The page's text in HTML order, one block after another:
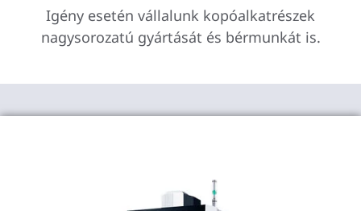
Igény esetén vállalunk kopóalkatrészek
nagysorozatú gyártását és bérmunkát is.